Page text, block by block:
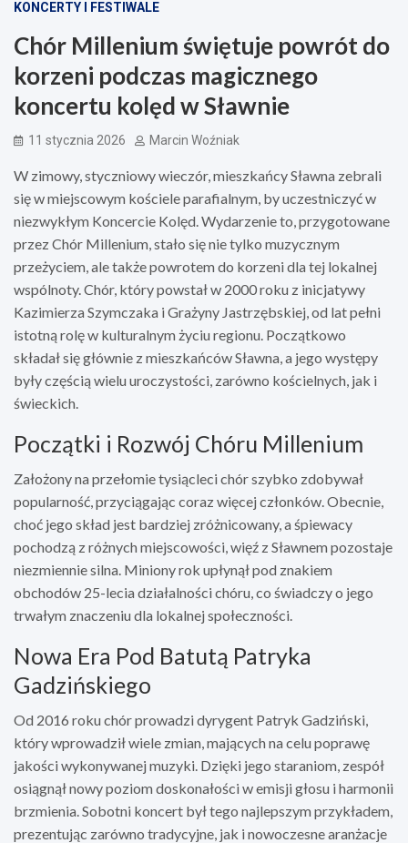
KONCERTY I FESTIWALE
Chór Millenium świętuje powrót do
korzeni podczas magicznego
koncertu kolęd w Sławnie
11 stycznia 2026 Marcin Woźniak
W zimowy, styczniowy wieczór, mieszkańcy Sławna zebrali
się w miejscowym kościele parafialnym, by uczestniczyć w
niezwykłym Koncercie Kolęd. Wydarzenie to, przygotowane
przez Chór Millenium, stało się nie tylko muzycznym
przeżyciem, ale także powrotem do korzeni dla tej lokalnej
wspólnoty. Chór, który powstał w 2000 roku z inicjatywy
Kazimierza Szymczaka i Grażyny Jastrzębskiej, od lat pełni
istotną rolę w kulturalnym życiu regionu. Początkowo
składał się głównie z mieszkańców Sławna, a jego występy
były częścią wielu uroczystości, zarówno kościelnych, jak i
świeckich.
Początki i Rozwój Chóru Millenium
Założony na przełomie tysiącleci chór szybko zdobywał
popularność, przyciągając coraz więcej członków. Obecnie,
choć jego skład jest bardziej zróżnicowany, a śpiewacy
pochodzą z różnych miejscowości, więź z Sławnem pozostaje
niezmiennie silna. Miniony rok upłynął pod znakiem
obchodów 25-lecia działalności chóru, co świadczy o jego
trwałym znaczeniu dla lokalnej społeczności.
Nowa Era Pod Batutą Patryka
Gadzińskiego
Od 2016 roku chór prowadzi dyrygent Patryk Gadziński,
który wprowadził wiele zmian, mających na celu poprawę
jakości wykonywanej muzyki. Dzięki jego staraniom, zespół
osiągnął nowy poziom doskonałości w emisji głosu i harmonii
brzmienia. Sobotni koncert był tego najlepszym przykładem,
prezentując zarówno tradycyjne, jak i nowoczesne aranżacje